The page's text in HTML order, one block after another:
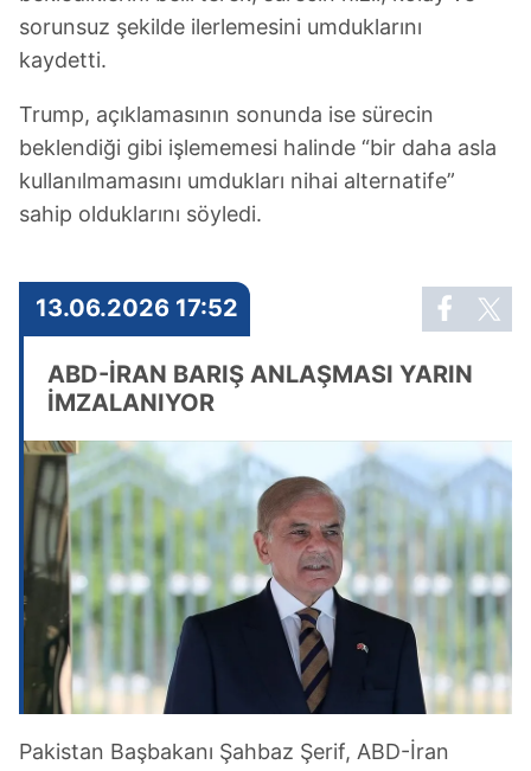
sorunsuz şekilde ilerlemesini umduklarını
kaydetti.
Trump, açıklamasının sonunda ise sürecin
beklendiği gibi işlememesi halinde “bir daha asla
kullanılmamasını umdukları nihai alternatife”
sahip olduklarını söyledi.
13.06.2026 17:52
​ABD-İRAN BARIŞ ANLAŞMASI YARIN
İMZALANIYOR
Pakistan Başbakanı Şahbaz Şerif, ABD-İran